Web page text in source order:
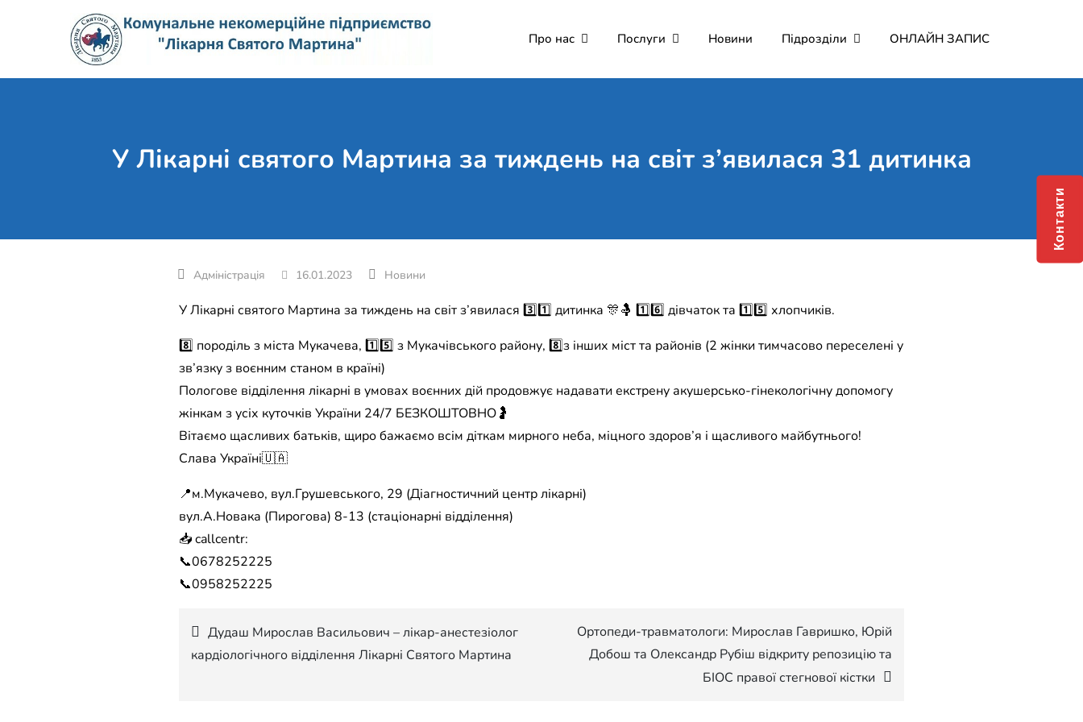
Комунальне некомерційне підприємство "Лікарня
Святого Мартина"
Поліклініка Мукачево
Про нас Послуги Новини Підрозділи ОНЛАЙН ЗАПИС
У Лікарні святого Мартина за тиждень на світ з’явилася 31 дитинка
16.01.2023 Новини
У Лікарні святого Мартина за тиждень на світ з’явилася 3️⃣1️⃣ дитинка 🎊🤱 1️⃣6️⃣ дівчаток та 1️⃣5️⃣ хлопчиків.
8️⃣ породіль з міста Мукачева, 1️⃣5️⃣ з Мукачівського району, 8️⃣з інших міст та районів (2 жінки тимчасово переселені у
зв’язку з воєнним станом в країні)
Пологове відділення лікарні в умовах воєнних дій продовжує надавати екстрену акушерсько-гінекологiчну допомогу
жінкам з усіх куточків України 24/7 БЕЗКОШТОВНО🤰
Вітаємо щасливих батьків, щиро бажаємо всім діткам мирного неба, міцного здоров’я і щасливого майбутнього!
Слава Україні🇺🇦
📍м.Мукачево, вул.Грушевського, 29 (Діагностичний центр лікарні)
вул.А.Новака (Пирогова) 8-13 (стаціонарні відділення)
📥 callcentr:
📞0678252225
📞0958252225
Навігація
Дудаш Мирослав Васильович – лікар-анестезіолог
кардіологічного відділення Лікарні Святого Мартина
Ортопеди-травматологи: Мирослав Гавришко, Юрій
Добош та Олександр Рубіш відкриту репозицію та
БІОС правої стегнової кістки
Контакти